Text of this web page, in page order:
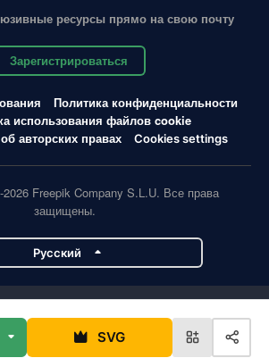
SVG
ресурсы прямо на свою почту
Зарегистрироваться
Политика конфиденциальности
использования файлов cookie
авторских правах
Cookies settings
Freepik Company S.L.U. Все права
защищены.
Pусский
Flaticon Slidesgo